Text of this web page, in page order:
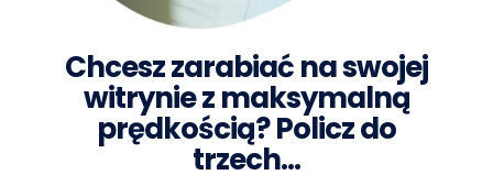
Chcesz zarabiać na swojej
witrynie z maksymalną
prędkością? Policz do
trzech…